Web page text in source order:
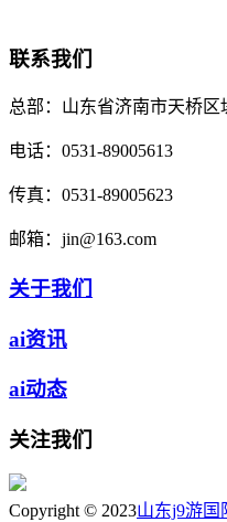
联系我们
总部： 山东省济南市天桥区
电话： 0531-89005613
传真： 0531-89005623
邮箱： jin@163.com
关于我们
ai资讯
ai动态
关注我们
Copyright © 2023山东j9游国